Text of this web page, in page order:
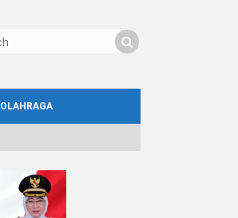
OLAHRAGA